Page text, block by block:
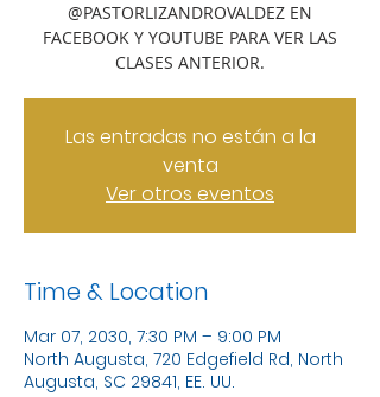
@PASTORLIZANDROVALDEZ EN
FACEBOOK Y YOUTUBE PARA VER LAS
CLASES ANTERIOR.
Las entradas no están a la
venta
Ver otros eventos
Time & Location
Mar 07, 2030, 7:30 PM – 9:00 PM
North Augusta, 720 Edgefield Rd, North
Augusta, SC 29841, EE. UU.